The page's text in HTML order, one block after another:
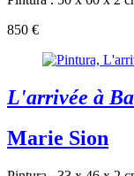
850 €
L'arrivée à
Marie Sion